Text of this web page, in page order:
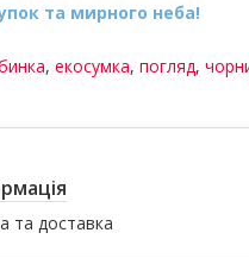
та мирного неба!
, екосумка, погляд,
та доставка